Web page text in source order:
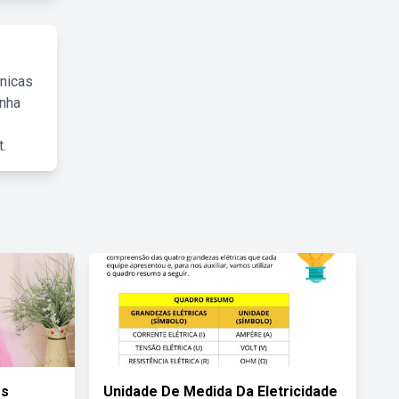
Unidade De Medida Da Eletricidade